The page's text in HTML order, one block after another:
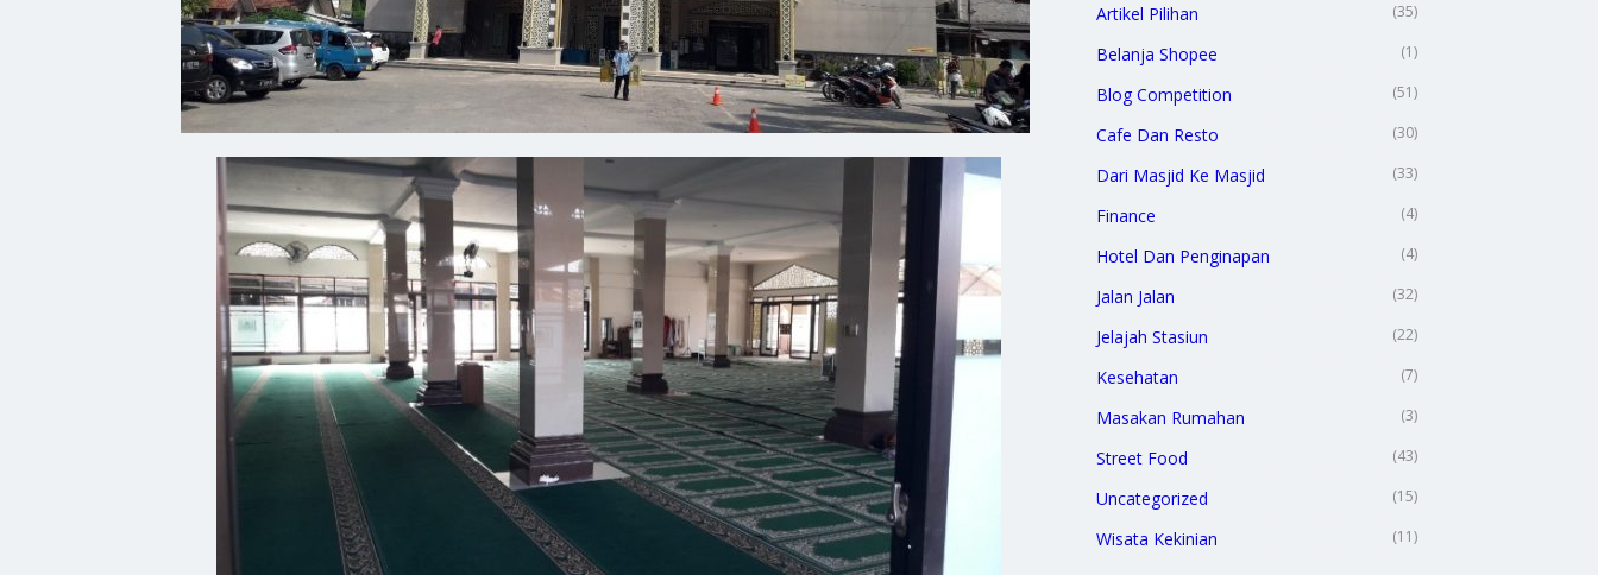
Artikel Pilihan (35)
Belanja Shopee (1)
Blog Competition (51)
Cafe Dan Resto (30)
Dari Masjid Ke Masjid (33)
Finance (4)
Hotel Dan Penginapan (4)
Jalan Jalan (32)
Jelajah Stasiun (22)
Kesehatan (7)
Masakan Rumahan (3)
Street Food (43)
Uncategorized (15)
Wisata Kekinian (11)